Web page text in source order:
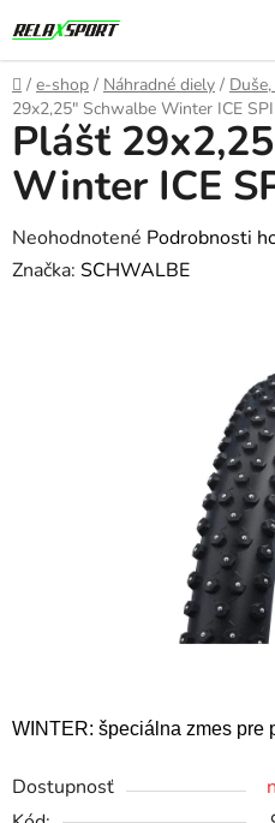
na
obsah
Domov
/ e-shop / Náhradné diely /
29x2,25" Schwalbe Winter ICE
WINTER: špeciálna zmes pre
Dostupnosť
Plášť
Winter ICE
Priemerné
hodnotenie
Neohodnotené Podrobnosti
Značka: SCHWALBE